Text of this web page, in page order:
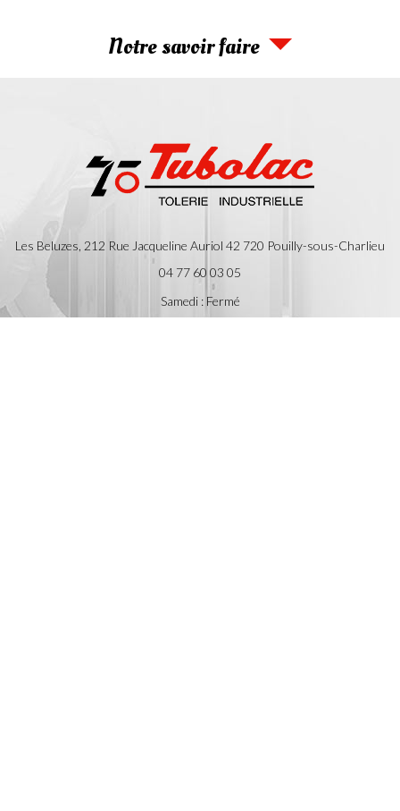
Notre savoir faire
Les Beluzes, 212 Rue Jacqueline Auriol 42 720 Pouilly-sous-Charlieu
04 77 60 03 05
Samedi : Fermé